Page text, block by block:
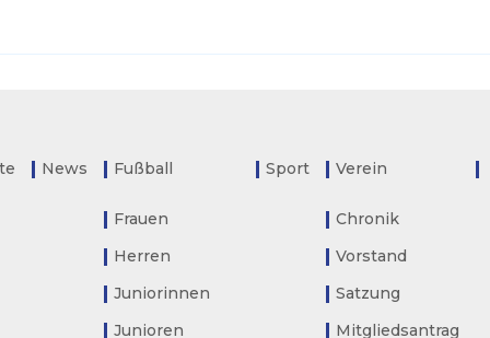
News Fußball
Frauen
Herren
Juniorinnen
Junioren
Sport Verein
Chronik
Vorstand
Satzung
Mitgliedsantrag